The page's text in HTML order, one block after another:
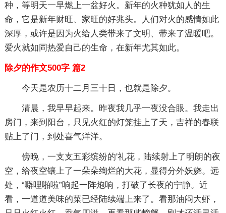
种，等明天一早燃上一盆好火。新年的火种犹如人的生
命，它是新年财旺、家旺的好兆头。人们对火的感情如此
深厚，或许是因为火给人类带来了文明、带来了温暖吧。
爱火就如同热爱自己的生命，在新年尤其如此。
除夕的作文500字 篇2
今天是农历十二月三十日，也就是除夕。
清晨，我早早起来。昨夜我几乎一夜没合眼。我走出
房门，来到阳台，只见火红的灯笼挂上了天，吉祥的春联
贴上了门，到处喜气洋洋。
傍晚，一支支五彩缤纷的'礼花，陆续射上了明朗的夜
空，给夜空镶上了一朵朵绚烂的大花，显得分外妖娆。远
处，“噼哩啪啦”响起一阵炮响，打破了长夜的宁静。近
看，一道道美味的菜已经陆续端上来了。看那油闷大虾，